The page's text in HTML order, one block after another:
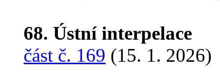
68. Ústní interpelace
část č. 169 (15. 1. 2026)